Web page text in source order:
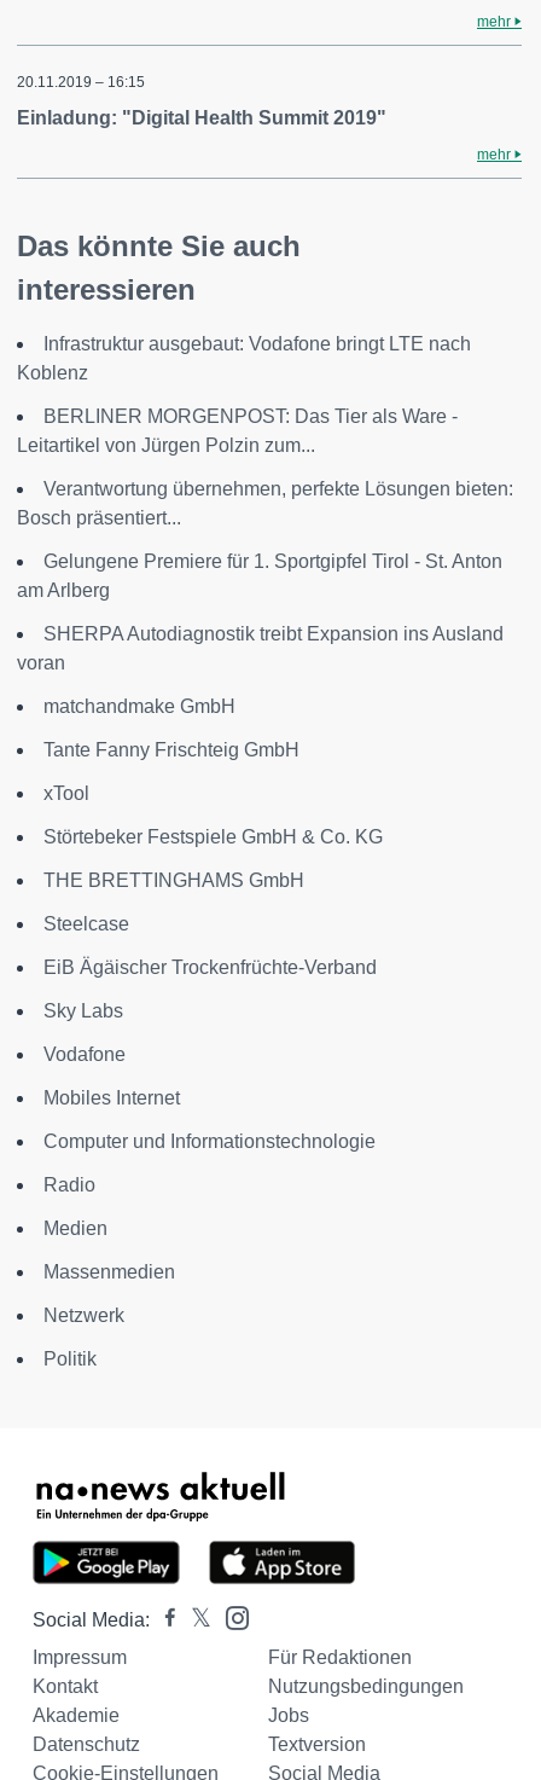
mehr
20.11.2019 – 16:15
Einladung: "Digital Health Summit 2019"
mehr
Das könnte Sie auch
interessieren
Infrastruktur ausgebaut: Vodafone bringt LTE nach
Koblenz
BERLINER MORGENPOST: Das Tier als Ware -
Leitartikel von Jürgen Polzin zum...
Verantwortung übernehmen, perfekte Lösungen bieten:
Bosch präsentiert...
Gelungene Premiere für 1. Sportgipfel Tirol - St. Anton
am Arlberg
SHERPA Autodiagnostik treibt Expansion ins Ausland
voran
matchandmake GmbH
Tante Fanny Frischteig GmbH
xTool
Störtebeker Festspiele GmbH & Co. KG
THE BRETTINGHAMS GmbH
Steelcase
EiB Ägäischer Trockenfrüchte-Verband
Sky Labs
Vodafone
Mobiles Internet
Computer und Informationstechnologie
Radio
Medien
Massenmedien
Netzwerk
Politik
Social Media:
Impressum
Für Redaktionen
Kontakt
Nutzungsbedingungen
Akademie
Jobs
Datenschutz
Textversion
Cookie-Einstellungen
Social Media